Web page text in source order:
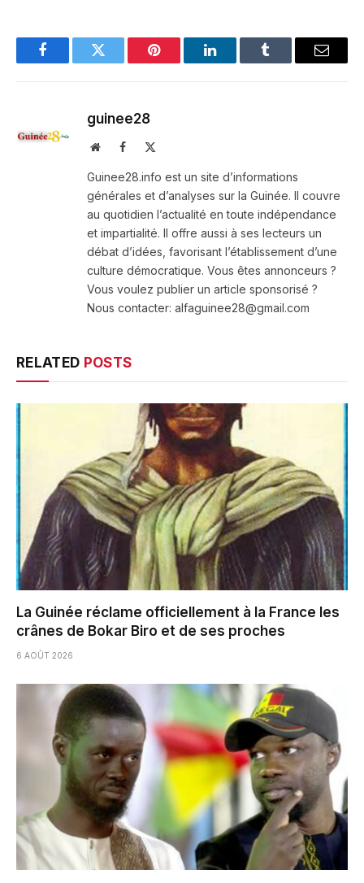
FacebookTwitter Pinterest LinkedInTumblr Email
guinee28
WebsiteFacebook
Guinee28.info est un site d’informations
générales et d’analyses sur la Guinée. Il couvre
au quotidien l’actualité en toute indépendance
et impartialité. Il offre aussi à ses lecteurs un
débat d’idées, favorisant l’établissement d’une
culture démocratique. Vous êtes annonceurs ?
Vous voulez publier un article sponsorisé ?
Nous contacter: alfaguinee28@gmail.com
RELATED POSTS
La Guinée réclame officiellement à la France les
crânes de Bokar Biro et de ses proches
6 AOÛT 2026